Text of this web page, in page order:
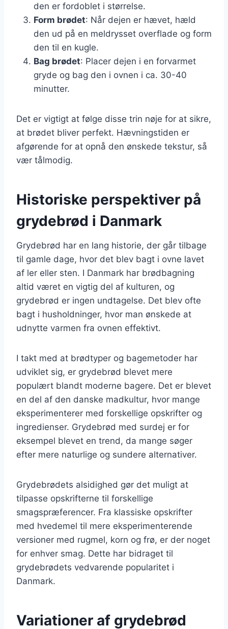
den er fordoblet i størrelse.
Form brødet: Når dejen er hævet, hæld
den ud på en meldrysset overflade og form
den til en kugle.
Bag brødet: Placer dejen i en forvarmet
gryde og bag den i ovnen i ca. 30-40
minutter.
Det er vigtigt at følge disse trin nøje for at sikre,
at brødet bliver perfekt. Hævningstiden er
afgørende for at opnå den ønskede tekstur, så
vær tålmodig.
Historiske perspektiver på
grydebrød i Danmark
Grydebrød har en lang historie, der går tilbage
til gamle dage, hvor det blev bagt i ovne lavet
af ler eller sten. I Danmark har brødbagning
altid været en vigtig del af kulturen, og
grydebrød er ingen undtagelse. Det blev ofte
bagt i husholdninger, hvor man ønskede at
udnytte varmen fra ovnen effektivt.
I takt med at brødtyper og bagemetoder har
udviklet sig, er grydebrød blevet mere
populært blandt moderne bagere. Det er blevet
en del af den danske madkultur, hvor mange
eksperimenterer med forskellige opskrifter og
ingredienser. Grydebrød med surdej er for
eksempel blevet en trend, da mange søger
efter mere naturlige og sundere alternativer.
Grydebrødets alsidighed gør det muligt at
tilpasse opskrifterne til forskellige
smagspræferencer. Fra klassiske opskrifter
med hvedemel til mere eksperimenterende
versioner med rugmel, korn og frø, er der noget
for enhver smag. Dette har bidraget til
grydebrødets vedvarende popularitet i
Danmark.
Variationer af grydebrød